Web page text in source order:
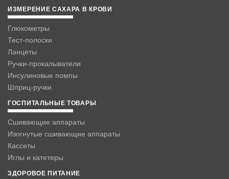
ИЗМЕРЕНИЕ САХАРА В КРОВИ
Глюкометры
Тест-полоски
Ланцеты
Ручки-прокалыватели
Инсулиновые помпы
Шприц-ручки
ГОСПИТАЛЬНЫЕ ТОВАРЫ
Сшивающие аппараты
Изогнутые сшивающие аппараты
Кассеты
Иглы и катетеры
ЗДОРОВОЕ ПИТАНИЕ